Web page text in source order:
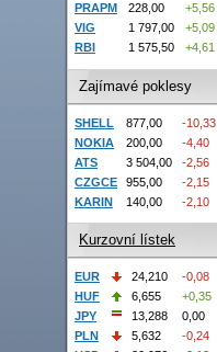
PRAPM
228,00
+5,56
VIG
1 797,00
+5,09
RBI
1 575,50 +4,61
Zajímavé poklesy
SHELL 877,00
-10,33
NOKIA
200,00
-4,40
ATS
3 504,00
-2,56
CZGCE
955,00
-2,15
KARIN
140,00 -2,10
Kurzovní lístek
EUR 24,210
-0,08
HUF
6,655
+0,35
JPY
13,288
0,00
PLN
5,632
-0,24